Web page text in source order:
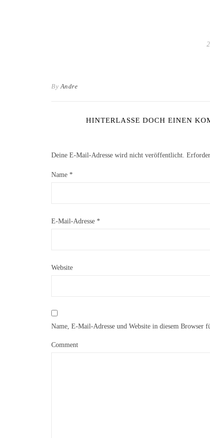
ByAndre
HINTERLASSE DOCH EINEN
Deine E-Mail-Adresse wird nicht veröffentlicht.
Name *
E-Mail-Adresse *
Website
Name, E-Mail-Adresse und Website in diesem Browser
Comment